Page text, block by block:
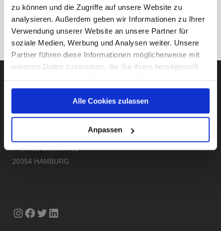
zu können und die Zugriffe auf unsere Website zu
analysieren. Außerdem geben wir Informationen zu Ihrer
Verwendung unserer Website an unsere Partner für
soziale Medien, Werbung und Analysen weiter. Unsere
Partner führen diese Informationen möglicherweise mit
weiteren Daten zusammen, die Sie ihnen bereitgestellt
gesammelt haben.
Unsere Datenschutzerklärung finden siehier.
Alle Cookies zulassen
Anpassen
ZU FASHION & LIFESTYLE
ZUR ÜBERSICHT
AUBII GMBH
Große Bleichen 21
20354 HAMBURG
Instagram
Facebook
Twitter
LinkedIn